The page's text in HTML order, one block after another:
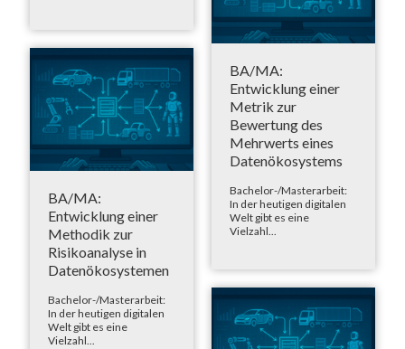
BA/MA:
Entwicklung einer
Metrik zur
Bewertung des
Mehrwerts eines
Datenökosystems
Bachelor-/Masterarbeit:
In der heutigen digitalen
Welt gibt es eine
Vielzahl...
BA/MA:
Entwicklung einer
Methodik zur
Risikoanalyse in
Datenökosystemen
Bachelor-/Masterarbeit:
In der heutigen digitalen
Welt gibt es eine
Vielzahl...